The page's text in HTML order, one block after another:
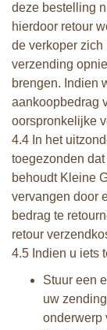
deze bestelling
hierdoor retour
de verkoper
verzending
brengen. Indien
aankoopbedrag
oorspronkelijke
4.4 In het
toegezonden
behoudt Kleine
vervangen door
bedrag te
retour
4.5 Indien u iets
Stuur een
uw
onderwerp